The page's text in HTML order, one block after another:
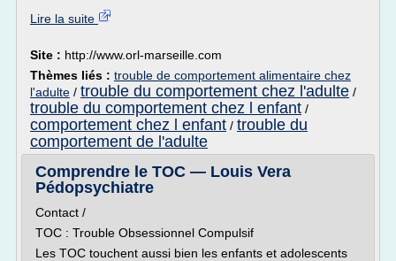
Lire la suite
Site : http://www.orl-marseille.com
Thèmes liés : trouble de comportement alimentaire chez
l'adulte / trouble du comportement chez l'adulte /
trouble du comportement chez l enfant /
comportement chez l enfant / trouble du
comportement de l'adulte
Comprendre le TOC — Louis Vera
Pédopsychiatre
Contact /
TOC : Trouble Obsessionnel Compulsif
Les TOC touchent aussi bien les enfants et adolescents